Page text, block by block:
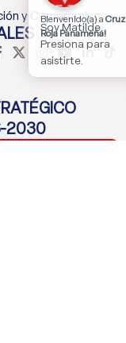
y Compromiso
2030
Bienvenido(a) a Cruz
Roja Panameña!
Soy Matilde.
Presiona para
asistirte.